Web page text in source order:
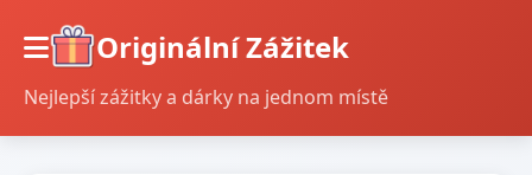
Originální Zážitek
Nejlepší zážitky a dárky na jednom místě